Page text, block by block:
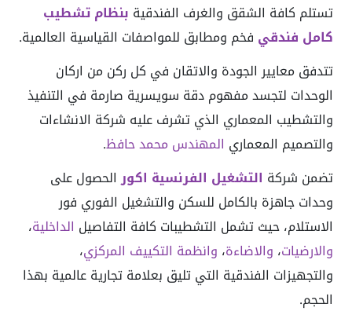
تستلم كافة الشقق والغرف الفندقية بنظام تشطيب
كامل فندقي فخم ومطابق للمواصفات القياسية العالمية.
تتدفق معايير الجودة والاتقان في كل ركن من اركان
الوحدات لتجسد مفهوم دقة سويسرية صارمة في التنفيذ
والتشطيب المعماري الذي تشرف عليه شركة الانشاءات
والتصميم المعماري المهندس محمد حافظ.
تضمن شركة التشغيل الفرنسية اكورالحصول على
وحدات جاهزة بالكامل للسكن والتشغيل الفوري فور
الاستلام، حيث تشمل التشطيبات كافة التفاصيل الداخلية،
والارضيات، والاضاءة، وانظمة التكييف المركزي،
والتجهيزات الفندقية التي تليق بعلامة تجارية عالمية بهذا
الحجم.